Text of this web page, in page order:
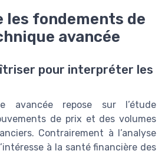
les fondements de
avancée
pour interpréter les
avancée repose sur l’étude
de prix et des volumes
Contrairement à l’analyse
à la santé financière des